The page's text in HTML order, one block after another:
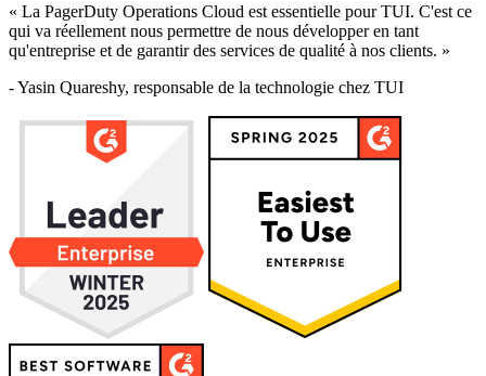
« La PagerDuty Operations Cloud est essentielle pour TUI. C'est ce
qui va réellement nous permettre de nous développer en tant
qu'entreprise et de garantir des services de qualité à nos clients. »
- Yasin Quareshy, responsable de la technologie chez TUI